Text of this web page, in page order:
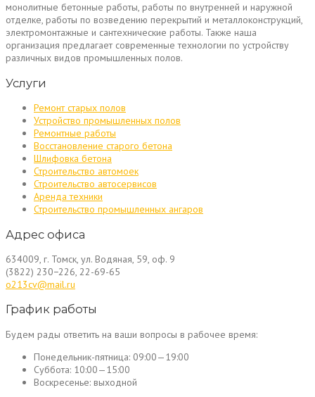
монолитные бетонные работы, работы по внутренней и наружной
отделке, работы по возведению перекрытий и металлоконструкций,
электромонтажные и сантехнические работы. Также наша
организация предлагает современные технологии по устройству
различных видов промышленных полов.
Услуги
Ремонт старых полов
Устройство промышленных полов
Ремонтные работы
Восстановление старого бетона
Шлифовка бетона
Строительство автомоек
Строительство автосервисов
Аренда техники
Строительство промышленных ангаров
Адрес офиса
634009, г. Томск, ул. Водяная, 59, оф. 9
(3822) 230−226, 22-69-65
o213cv@mail.ru
График работы
Будем рады ответить на ваши вопросы в рабочее время:
Понедельник-пятница: 09:00—19:00
Суббота: 10:00—15:00
Воскресенье: выходной